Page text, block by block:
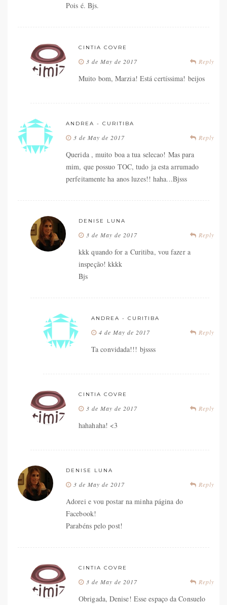
Pois é. Bjs.
CINTIA COVRE
Reply
3 de May de 2017
Muito bom, Marzia! Está certíssima! beijos
ANDREA - CURITIBA
Reply
3 de May de 2017
Querida , muito boa a tua selecao! Mas para
mim, que possuo TOC, tudo ja esta arrumado
perfeitamente ha anos luzes!! haha...Bjsss
DENISE LUNA
Reply
3 de May de 2017
kkk quando for a Curitiba, vou fazer a
inspeção! kkkk
Bjs
ANDREA - CURITIBA
Reply
4 de May de 2017
Ta convidada!!! bjssss
CINTIA COVRE
Reply
3 de May de 2017
hahahaha! <3
DENISE LUNA
Reply
3 de May de 2017
Adorei e vou postar na minha página do
Facebook!
Parabéns pelo post!
CINTIA COVRE
Reply
3 de May de 2017
Obrigada, Denise! Esse espaço da Consuelo